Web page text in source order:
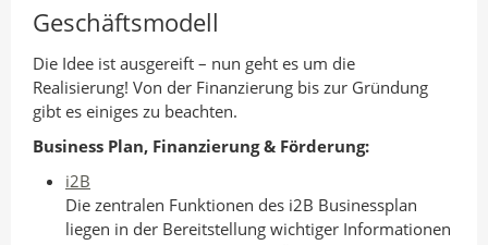
Geschäftsmodell
Die Idee ist ausgereift – nun geht es um die
Realisierung! Von der Finanzierung bis zur Gründung
gibt es einiges zu beachten.
Business Plan, Finanzierung & Förderung:
i2B
Die zentralen Funktionen des i2B Businessplan
liegen in der Bereitstellung wichtiger Informationen